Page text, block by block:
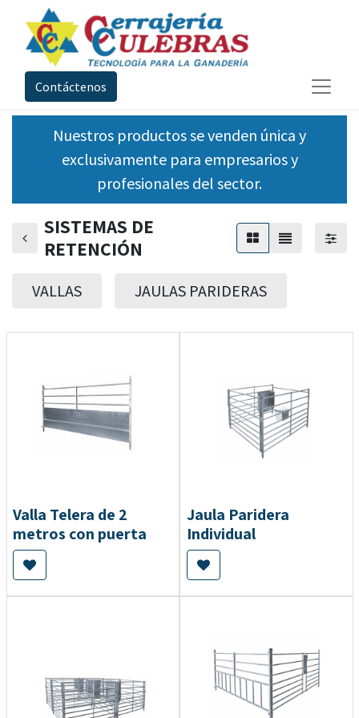
Contáctenos
Nuestros productos se venden única y
exclusivamente para empresarios y
profesionales del sector.
SISTEMAS DE
RETENCIÓN
VALLAS JAULAS PARIDERAS
Valla Telera de 2
metros con puerta
Jaula Paridera
Individual